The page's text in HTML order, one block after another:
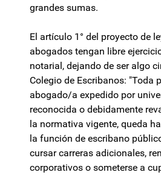
grandes sumas.
El artículo 1° del proyecto de
abogados tengan libre
notarial, dejando de ser algo
Colegio de Escribanos: "Toda
abogado/a expedido por
reconocida o debidamente
la normativa vigente, queda
la función de escribano
cursar carreras adicionales,
corporativos o someterse a